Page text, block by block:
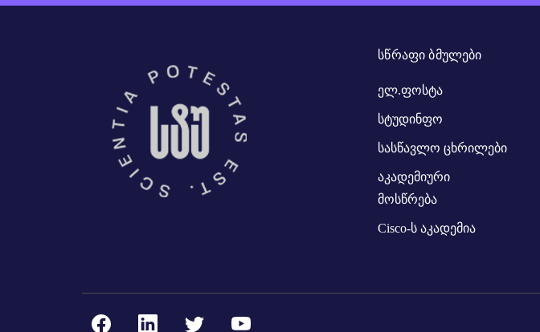
ᲡᲬᲠᲐᲤᲘ ᲑᲛᲣᲚᲔᲑᲘ
ელ.ფოსტა
სტუდინფო
სასწავლო ცხრილები
აკადემიური
მოსწრება
Cisco-ს აკადემია